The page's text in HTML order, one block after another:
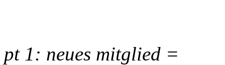
pt 1: neues mitglied =